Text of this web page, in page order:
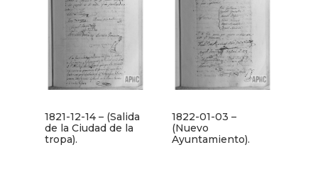
1821-12-14 – (Salida
de la Ciudad de la
tropa).
1822-01-03 –
(Nuevo
Ayuntamiento).